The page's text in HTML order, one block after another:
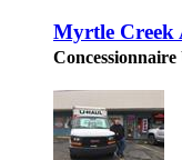
Myrtle Creek